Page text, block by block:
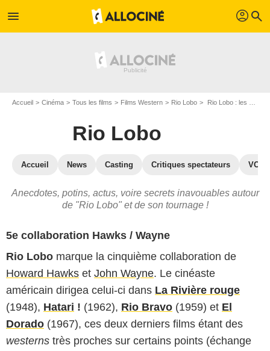
menu profil search
Accueil Cinéma Tous les films Films Western Rio Lobo Rio Lobo : les secrets du tournage
Rio Lobo
Accueil News Casting Critiques spectateurs VOD
Anecdotes, potins, actus, voire secrets inavouables autour
de "Rio Lobo" et de son tournage !
5e collaboration Hawks / Wayne
Rio Lobo marque la cinquième collaboration de
Howard Hawks et John Wayne. Le cinéaste
américain dirigea celui-ci dans La Rivière rouge
(1948), Hatari ! (1962), Rio Bravo (1959) et El
Dorado (1967), ces deux derniers films étant des
westerns très proches sur certains points (échange